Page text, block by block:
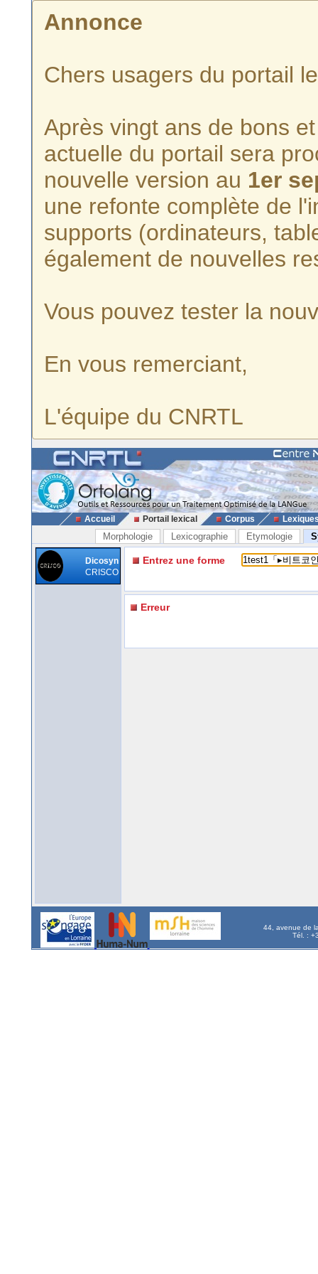
Annonce
Chers usagers du portail
Après vingt ans de bons
actuelle du portail sera
nouvelle version au 1er
une refonte complète de
supports (ordinateurs,
également de nouvelles
Vous pouvez tester la
En vous remerciant,
L'équipe du CNRTL
Accueil Portail lexical Corpus
Morphologie Lexicographie Etymologie
Dicosyn
CRISCO
Entrez une forme
Erreur
44, avenue de
Tél. :